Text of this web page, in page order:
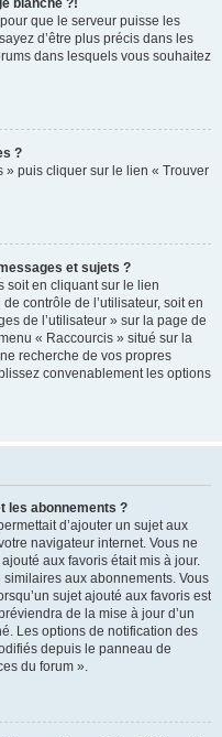
blanche ?!
que le serveur puisse les
d’être plus précis dans les
dans lesquels vous souhaitez
?
» puis cliquer sur le lien « Trouver
et sujets ?
soit en cliquant sur le lien
contrôle de l’utilisateur, soit en
de l’utilisateur » sur la page de
« Raccourcis » situé sur la
recherche de vos propres
convenablement les options
les abonnements ?
d’ajouter un sujet aux
navigateur internet. Vous ne
aux favoris était mis à jour.
aux abonnements. Vous
sujet ajouté aux favoris est
de la mise à jour d’un
Les options de notification des
depuis le panneau de
du forum ».